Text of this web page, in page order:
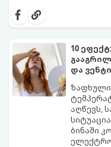
10
და
აღწევს,
ბინაში